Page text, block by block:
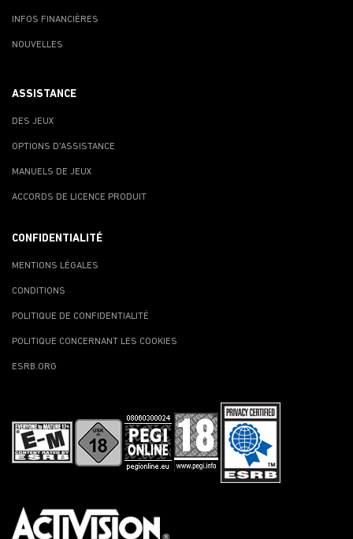
INFOS FINANCIÈRES
NOUVELLES
ASSISTANCE
DES JEUX
OPTIONS D'ASSISTANCE
MANUELS DE JEUX
ACCORDS DE LICENCE PRODUIT
CONFIDENTIALITÉ
MENTIONS LÉGALES
CONDITIONS
POLITIQUE DE CONFIDENTIALITÉ
POLITIQUE CONCERNANT LES COOKIES
ESRB.ORG